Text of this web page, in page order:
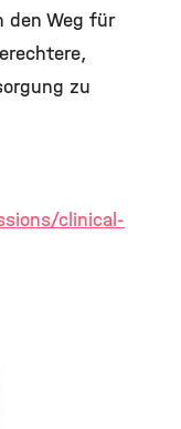
den Weg für
zu
clinical-